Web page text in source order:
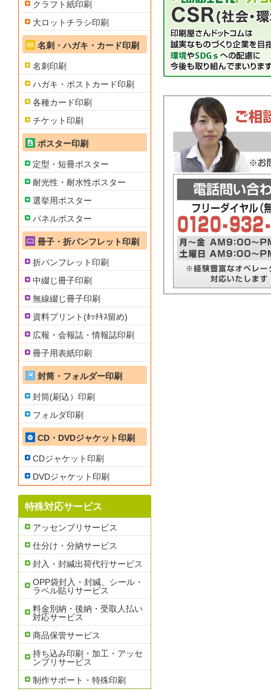
クラフト紙印刷
大ロットチラシ印刷
名刺・ハガキ・カード印刷
名刺印刷
ハガキ・ポストカード印刷
各種カード印刷
チケット印刷
ポスター印刷
定型・短冊ポスター
耐光性・耐水性ポスター
選挙用ポスター
パネルポスター
冊子・折パンフレット印刷
折パンフレット印刷
中綴じ冊子印刷
無線綴じ冊子印刷
資料プリント(ﾎｯﾁｷｽ留め)
広報・会報誌・情報誌印刷
冊子用表紙印刷
封筒・フォルダー印刷
封筒(刷込）印刷
フォルダ印刷
CD・DVDジャケット印刷
CDジャケット印刷
DVDジャケット印刷
特殊対応サービス
アッセンブリサービス
仕分け・分納サービス
封入・封緘出荷代行サービス
OPP袋封入・封緘、シール・
ラベル貼りサービス
料金別納・後納・受取人払い
対応サービス
商品保管サービス
持ち込み印刷・加工・アッセ
ンブリサービス
制作サポート・特殊印刷